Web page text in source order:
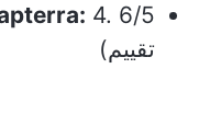
تقييم)